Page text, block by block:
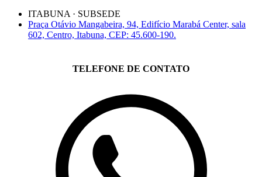
ITABUNA · SUBSEDE
Praça Otávio Mangabeira, 94, Edifício Marabá Center, sala
602, Centro, Itabuna, CEP: 45.600-190.
TELEFONE DE CONTATO